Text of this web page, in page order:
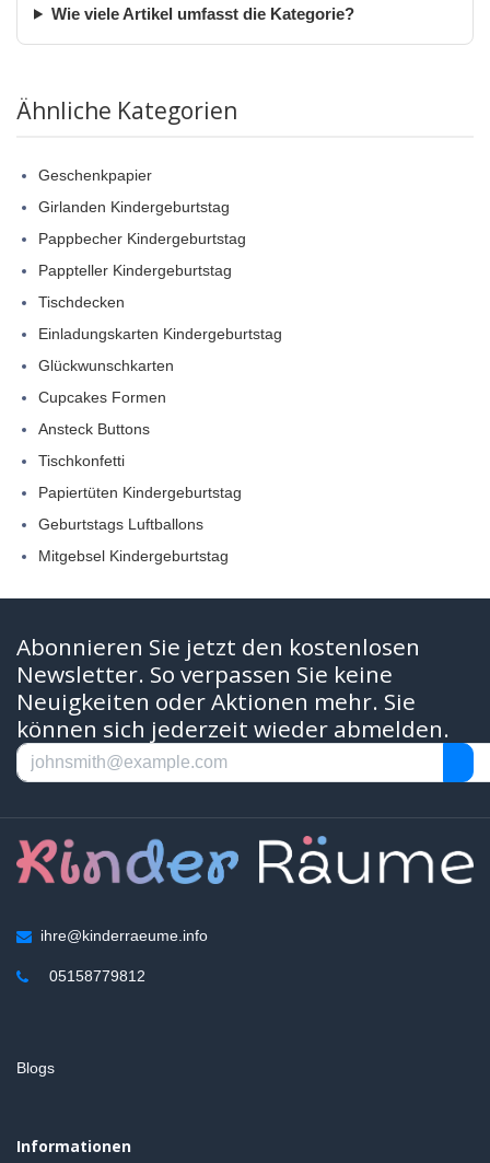
Wie viele Artikel umfasst die Kategorie?
Ähnliche Kategorien
Geschenkpapier
Girlanden Kindergeburtstag
Pappbecher Kindergeburtstag
Pappteller Kindergeburtstag
Tischdecken
Einladungskarten Kindergeburtstag
Glückwunschkarten
Cupcakes Formen
Ansteck Buttons
Tischkonfetti
Papiertüten Kindergeburtstag
Geburtstags Luftballons
Mitgebsel Kindergeburtstag
Abonnieren Sie jetzt den kostenlosen
Newsletter. So verpassen Sie keine
Neuigkeiten oder Aktionen mehr. Sie
können sich jederzeit wieder abmelden.
ihre@kinderraeume.info
05158779812
Blogs
Informationen